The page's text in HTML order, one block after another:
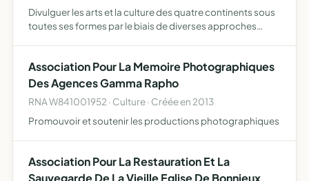
Divulguer les arts et la culture des quatre continents sous
toutes ses formes par le biais de diverses approches
Association Pour La Memoire Photographiques
Des Agences Gamma Rapho
RNA W841001952 · Culture · Créée en 2013
Promouvoir et soutenir les productions photographiques
Association Pour La Restauration Et La
Sauvegarde De La Vieille Eglise De Bonnieux